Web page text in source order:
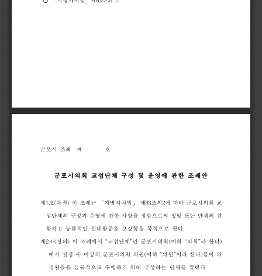
군포시 조례 제 호
군포시의회 교섭단체 구성 및 운영에 관한 조례안
제1조(목적) 이 조례는 「지방자치법 」 제63조의2에 따라 군포시의회 교
섭단체의 구성과 운영에 관한 사항을 정함으로써 정당 또는 단체의 원
활하고 능률적인 원내활동을 보장함을 목적으로 한다
제2조( 정의) 이 조례에서 “ 교섭단체” 란 군포시의회(이하 “ 의회”라 한다)
에서 일정 수 이상의 군포시의회 의원(이하 “ 의원”이라 한다)들이 의
정활동을 능률적으로 수행하기 위해 구성하는 단체를 말한다